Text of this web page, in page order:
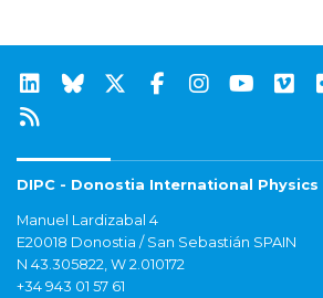
DIPC - Donostia International Physics
Manuel Lardizabal 4
E20018 Donostia / San Sebastián SPAIN
N 43.305822, W 2.010172
+34 943 01 57 61